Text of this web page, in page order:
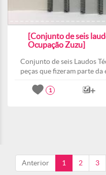
[Conjunto de seis
Ocupação Zuzu]
Conjunto de seis Laudos
peças que fizeram parte da
1
Anterior 1 2 3